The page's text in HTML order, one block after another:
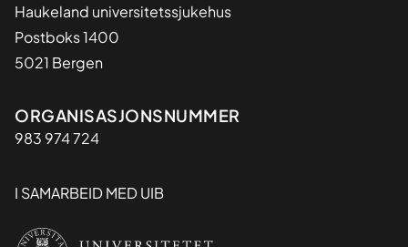
Haukeland universitetssjukehus
Postboks 1400
5021 Bergen
Organisasjon
ORGANISASJONSNUMMER
983 974 724
I SAMARBEID MED UIB